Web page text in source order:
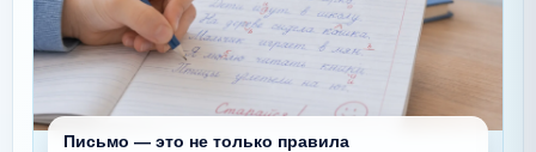
Письмо — это не только правила